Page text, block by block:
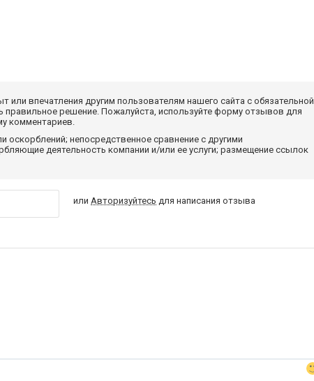
впечатления другим пользователям нашего сайта с обязательной
решение. Пожалуйста, используйте форму отзывов для
комментариев.
оскорблений; непосредственное сравнение с другими
деятельность компании и/или ее услуги; размещение ссылок
илиАвторизуйтесь для написания отзыва